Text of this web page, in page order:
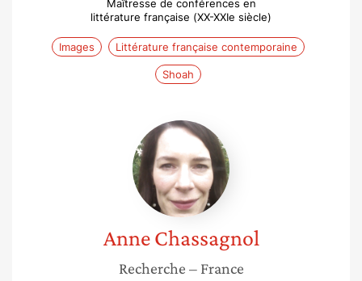
Maîtresse de conférences en
littérature française (XX-XXIe siècle)
Images Littérature française contemporaine
Shoah
Anne
Chassagnol
Anne Chassagnol
Recherche – France